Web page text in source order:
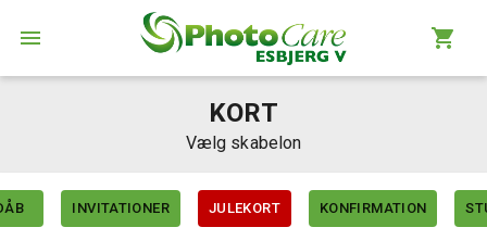
KORT
Vælg skabelon
INVITATIONER JULEKORT KONFIRMATION